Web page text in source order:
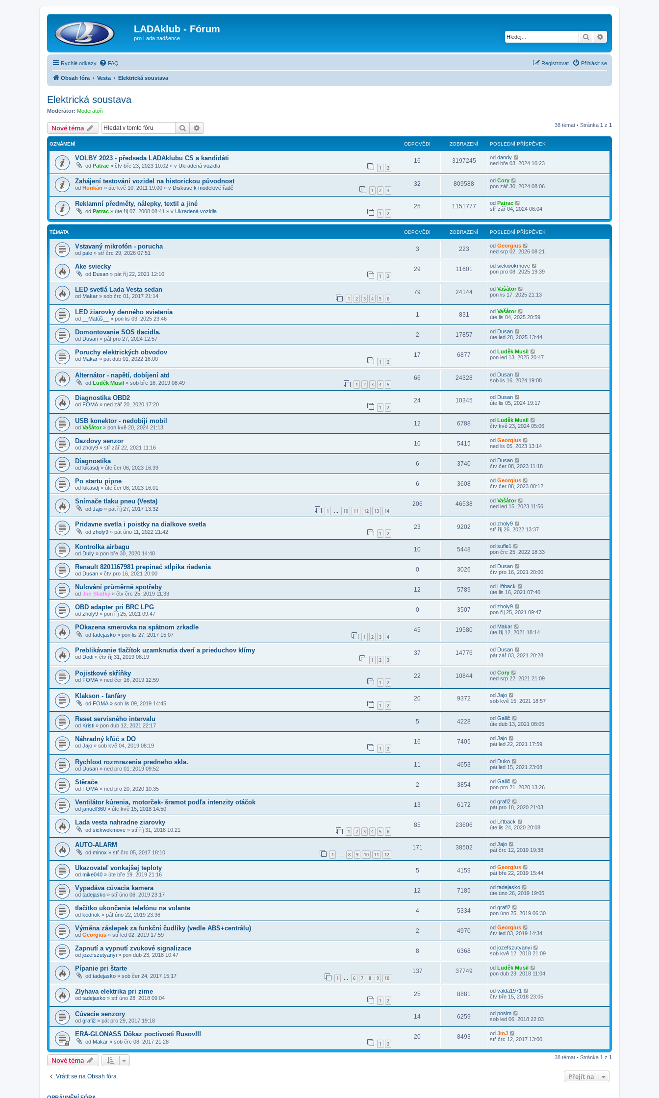
LADAklub - Fórum
pro Lada nadšence Hledat
Rychlé odkazy FAQ Přihlásit se
Registrovat
Obsah fóra Vesta Elektrická soustava
Elektrická soustava
Moderátor: Moderátoři
Nové téma Hledat 38 témat • Stránka 1 z 1
OZNÁMENÍ ODPOVĚDI ZOBRAZENÍ POSLEDNÍ PŘÍSPĚVEK
VOLBY 2023 - předseda LADAklubu CS a kandidáti
od Patrac » čtv bře 23, 2023 10:02 » v Ukradená vozidla 1 2
16 3197245 od dandy
ned bře 03, 2024 10:23
Zahájení testování vozidel na historickou původnost
od Hurikán » úte kvě 10, 2011 19:00 » v Diskuse k modelové řadě 1 2 3
32 809588 od Cory
pon zář 30, 2024 08:06
Reklamní předměty, nálepky, textil a jiné
od Patrac » úte říj 07, 2008 08:41 » v Ukradená vozidla 1 2
25 1151777 od Patrac
stř zář 04, 2024 06:04
TÉMATA ODPOVĚDI ZOBRAZENÍ POSLEDNÍ PŘÍSPĚVEK
Vstavaný mikrofón - porucha
od palo » stř črc 29, 2026 07:51
3 223 od Georgius
ned srp 02, 2026 08:21
Ake sviecky
od Dusan » pát říj 22, 2021 12:10 1 2
29 11601 od sickwokmove
pon pro 08, 2025 19:39
LED svetlá Lada Vesta sedan
od Makar » sob črc 01, 2017 21:14 1 2 3 4 5 6
79 24144 od Vašátor
pon lis 17, 2025 21:13
LED žiarovky denného svietenia
od __Matúš__ » pon lis 03, 2025 23:46
1 831 od Vašátor
úte lis 04, 2025 20:59
Domontovanie SOS tlacidla.
od Dusan » pát pro 27, 2024 12:57
2 17857 od Dusan
úte led 28, 2025 13:44
Poruchy elektrických obvodov
od Makar » pát dub 01, 2022 16:00 1 2
17 6877 od Luděk Musil
pon led 13, 2025 20:47
Alternátor - napětí, dobíjení atd
od Luděk Musil » sob bře 16, 2019 08:49 1 2 3 4 5
66 24328 od Dusan
sob lis 16, 2024 19:08
Diagnostika OBD2
od FOMA» ned zář 20, 2020 17:20 1 2
24 10345 od Dusan
úte lis 05, 2024 19:17
USB konektor - nedobíjí mobil
od Vašátor» pon kvě 20, 2024 21:13
12 6788 od Luděk Musil
čtv kvě 23, 2024 05:06
Dazdovy senzor
od zholy9 » stř zář 22, 2021 11:16
10 5415 od Georgius
ned lis 05, 2023 13:14
Diagnostika
od lukasdj » úte čer 06, 2023 16:39
6 3740 od Dusan
čtv čer 08, 2023 11:18
Po startu pipne
od lukasdj » úte čer 06, 2023 16:01
6 3608 od Georgius
čtv čer 08, 2023 08:12
Snímače tlaku pneu (Vesta)
od Jajo » pát říj 27, 2017 13:32 1 … 10 11 12 13 14
206 46538 od Vašátor
ned led 15, 2023 11:56
Pridavne svetla i poistky na dialkove svetla
od zholy9 » pát úno 11, 2022 21:42 1 2
23 9202 od zholy9
stř říj 26, 2022 13:37
Kontrolka airbagu
od Dully » pon bře 30, 2020 14:48
10 5448 od sufle1
pon črc 25, 2022 18:33
Renault 8201167981 prepínač stĺpika riadenia
od Dusan » čtv pro 16, 2021 20:00
0 3026 od Dusan
čtv pro 16, 2021 20:00
Nulování průměrné spotřeby
od Jan Sladký » čtv črc 25, 2019 11:33
12 5789 od Liftback
úte lis 16, 2021 07:40
OBD adapter pri BRC LPG
od zholy9 » pon říj 25, 2021 09:47
0 3507 od zholy9
pon říj 25, 2021 09:47
POkazena smerovka na spätnom zrkadle
od tadejasko » pon lis 27, 2017 15:07 1 2 3 4
45 19580 od Makar
úte říj 12, 2021 18:14
Preblikávanie tlačítok uzamknutia dverí a prieduchov klímy
od Dodi » čtv říj 31, 2019 08:19 1 2 3
37 14776 od Dusan
pát zář 03, 2021 20:28
Pojistkové skříňky
od FOMA » ned čer 16, 2019 12:59 1 2
22 10844 od Cory
ned srp 22, 2021 21:09
Klakson - fanfáry
od FOMA » sob lis 09, 2019 14:45 1 2
20 9372 od Jajo
sob kvě 15, 2021 18:57
Reset servisného intervalu
od Kristi » pon dub 12, 2021 22:17
5 4228 od Gallič
úte dub 13, 2021 08:05
Náhradný kľúč s DO
od Jajo » sob kvě 04, 2019 08:19 1 2
16 7405 od Jajo
pát led 22, 2021 17:59
Rychlost rozmrazenia predneho skla.
od Dusan » ned pro 01, 2019 09:52
11 4653 od Duko
pát led 15, 2021 23:08
Stěrače
od FOMA » ned pro 20, 2020 10:35
2 3854 od Gallič
pon pro 21, 2020 13:26
Ventilátor kúrenia, motorček- šramot podľa intenzity otáčok
od januell360 » úte kvě 15, 2018 14:50
13 6172 od grafi2
pát pro 18, 2020 21:03
Lada vesta nahradne ziarovky
od sickwokmove » stř říj 31, 2018 10:21 1 2 3 4 5 6
85 23606 od Liftback
úte lis 24, 2020 20:08
AUTO-ALARM
od minox » stř črc 05, 2017 18:10 1 … 8 9 10 11 12
171 38502 od Jajo
pát črc 12, 2019 19:38
Ukazovateľ vonkajšej teploty
od mike040 » úte bře 19, 2019 21:16
5 4159 od Georgius
pát bře 22, 2019 15:44
Vypadáva cúvacia kamera
od tadejasko » stř úno 06, 2019 23:17
12 7185 od tadejasko
úte úno 26, 2019 19:05
tlačítko ukončenia telefónu na volante
od kednok » pát úno 22, 2019 23:36
4 5334 od grafi2
pon úno 25, 2019 06:30
Výměna záslepek za funkční čudlíky (vedle ABS+centrálu)
od Georgius » stř led 02, 2019 17:59
2 4970 od Georgius
čtv led 03, 2019 14:34
Zapnutí a vypnutí zvukové signalizace
od jozefszutyanyi » pon dub 23, 2018 10:47
8 6368 od jozefszutyanyi
sob kvě 12, 2018 21:09
Pípanie pri štarte
od tadejasko » sob čer 24, 2017 15:17 1 6 7 8 9 10
137 37749 od Luděk Musil
pon dub 23, 2018 11:04
Zlyhava elektrika pri zime
od tadejasko » stř úno 28, 2018 09:04 1 2
25 8881 od valda1971
čtv bře 15, 2018 23:05
Cúvacie senzory
od grafi2 » pát pro 29, 2017 19:18
14 6259 od posim
sob led 06, 2018 22:03
ERA-GLONASS Dôkaz poctivosti Rusov!!!
od Makar » sob črc 08, 2017 21:28 1 2
20 8493 od JmJ
stř črc 12, 2017 13:00
Nové téma 38 témat • Stránka 1 z 1
Vrátit se na Obsah fóra Přejít na